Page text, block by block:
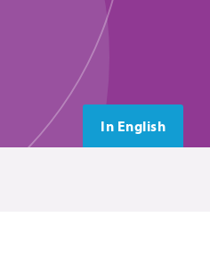
In English